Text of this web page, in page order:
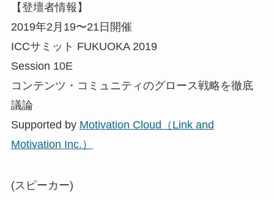
【登壇者情報】
2019年2月19〜21日開催
ICCサミット FUKUOKA 2019
Session 10E
コンテンツ・コミュニティのグロース戦略を徹底
議論
Supported by Motivation Cloud（Link and
Motivation Inc.）
(スピーカー)